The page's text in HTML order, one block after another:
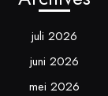
juli 2026
juni 2026
mei 2026